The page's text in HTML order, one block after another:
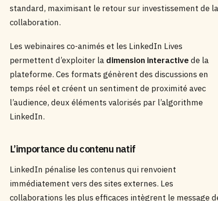
standard, maximisant le retour sur investissement de la
collaboration.
Les webinaires co-animés et les LinkedIn Lives
permettent d’exploiter la dimension interactivede la
plateforme. Ces formats génèrent des discussions en
temps réel et créent un sentiment de proximité avec
l’audience, deux éléments valorisés par l’algorithme
LinkedIn.
L’importance du contenu natif
LinkedIn pénalise les contenus qui renvoient
immédiatement vers des sites externes. Les
collaborations les plus efficaces intègrent le message